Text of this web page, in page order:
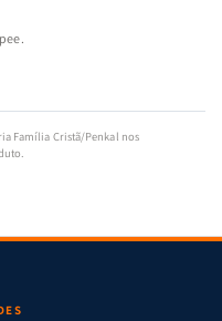
Família Cristã/Penkal nos